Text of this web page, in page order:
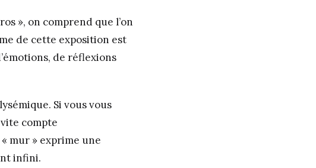
», on comprend que l’on
de cette exposition est
de réflexions
Si vous vous
compte
mur » exprime une
infini.